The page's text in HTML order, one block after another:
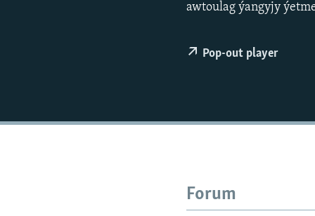
awtoulag ýangyjy
Pop-out player
Forum